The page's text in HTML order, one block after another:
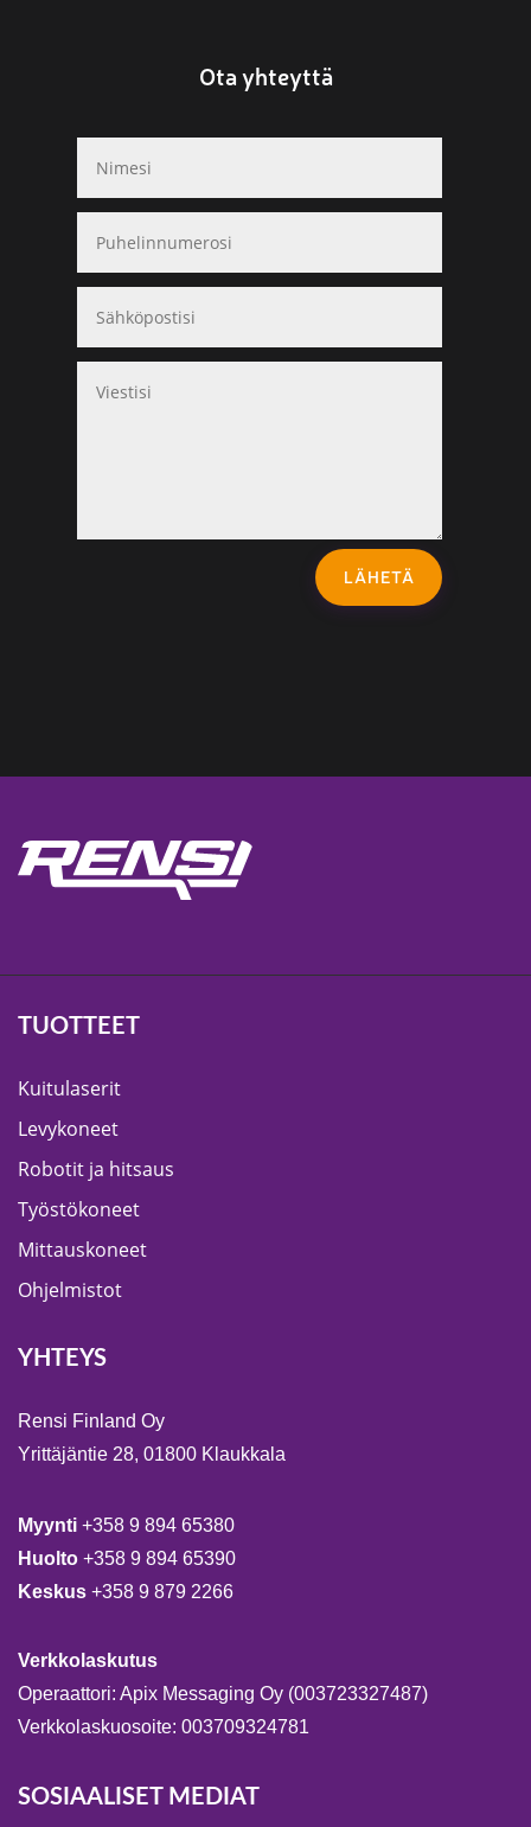
Ota yhteyttä
LÄHETÄ
TUOTTEET
Kuitulaserit
Levykoneet
Robotit ja hitsaus
Työstökoneet
Mittauskoneet
Ohjelmistot
YHTEYS
Rensi Finland Oy
Yrittäjäntie 28, 01800 Klaukkala
Myynti +358 9 894 65380
Huolto +358 9 894 65390
Keskus +358 9 879 2266
Verkkolaskutus
Operaattori: Apix Messaging Oy (003723327487)
Verkkolaskuosoite: 003709324781
SOSIAALISET MEDIAT